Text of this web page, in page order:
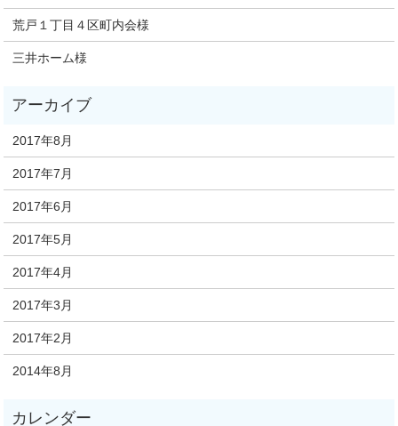
荒戸１丁目４区町内会様
三井ホーム様
2017年8月
2017年7月
2017年6月
2017年5月
2017年4月
2017年3月
2017年2月
2014年8月